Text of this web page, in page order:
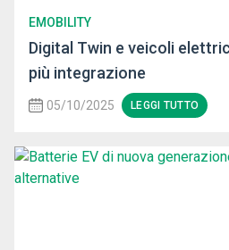
EMOBILITY
Digital Twin e veicoli
più integrazione
05/10/2025 LEGGI TUTTO